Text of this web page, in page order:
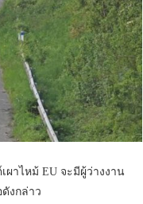
าไหม้ EU จะมีผู้ว่างงาน
งกล่าว